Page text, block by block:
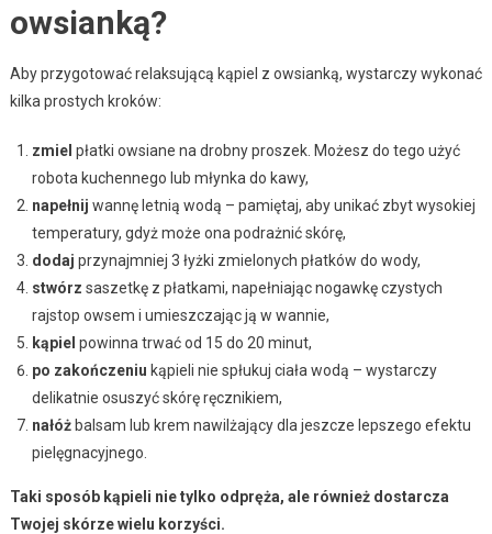
owsianką?
Aby przygotować relaksującą kąpiel z owsianką, wystarczy wykonać
kilka prostych kroków:
zmiel płatki owsiane na drobny proszek. Możesz do tego użyć
robota kuchennego lub młynka do kawy,
napełnij wannę letnią wodą – pamiętaj, aby unikać zbyt wysokiej
temperatury, gdyż może ona podrażnić skórę,
dodaj przynajmniej 3 łyżki zmielonych płatków do wody,
stwórz saszetkę z płatkami, napełniając nogawkę czystych
rajstop owsem i umieszczając ją w wannie,
kąpiel powinna trwać od 15 do 20 minut,
po zakończeniu kąpieli nie spłukuj ciała wodą – wystarczy
delikatnie osuszyć skórę ręcznikiem,
nałóżbalsam lub krem nawilżający dla jeszcze lepszego efektu
pielęgnacyjnego.
Taki sposób kąpieli nie tylko odpręża, ale również dostarcza
Twojej skórze wielu korzyści.